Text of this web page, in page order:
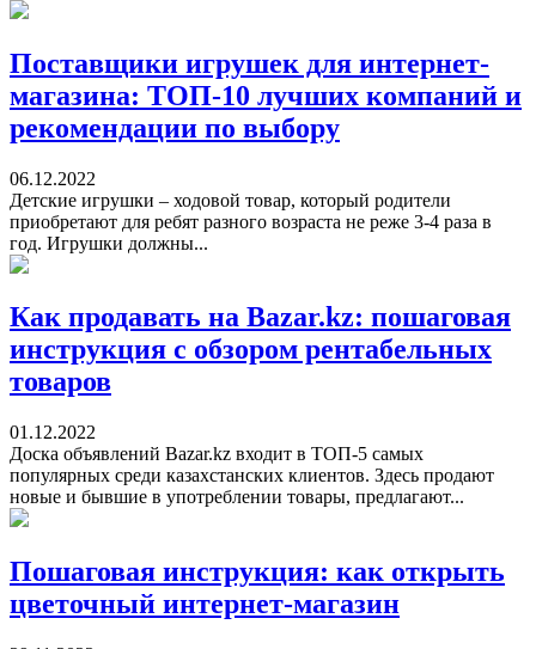
Поставщики игрушек для интернет-
магазина: ТОП-10 лучших компаний и
рекомендации по выбору
06.12.2022
Детские игрушки – ходовой товар, который родители
приобретают для ребят разного возраста не реже 3-4 раза в
год. Игрушки должны...
Как продавать на Bazar.kz: пошаговая
инструкция с обзором рентабельных
товаров
01.12.2022
Доска объявлений Bazar.kz входит в ТОП-5 самых
популярных среди казахстанских клиентов. Здесь продают
новые и бывшие в употреблении товары, предлагают...
Пошаговая инструкция: как открыть
цветочный интернет-магазин